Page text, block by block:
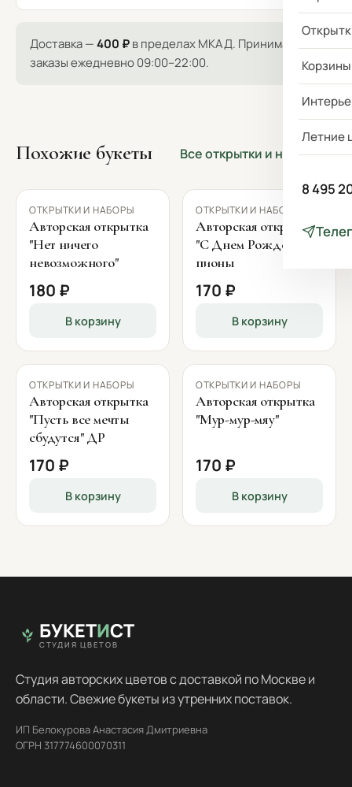
Летние
8 495
Доставка —400 ₽в пределах МКАД. Принимаем
заказы ежедневно 09:00–22:00.
Похожие букеты Все открытки и наборы →
ОТКРЫТКИ И НАБОРЫ
Авторская открытка
"Нет ничего
невозможного"
180 ₽
В корзину
ОТКРЫТКИ И НАБОРЫ
Авторская открытка
"С Днем Рождения" -
пионы
170 ₽
В корзину
ОТКРЫТКИ И НАБОРЫ
Авторская открытка
"Пусть все мечты
сбудутся" ДР
170 ₽
В корзину
ОТКРЫТКИ И НАБОРЫ
Авторская открытка
"Мур-мур-мяу"
170 ₽
В корзину
БУКЕТИСТ
СТУДИЯ ЦВЕТОВ
Студия авторских цветов с доставкой по Москве и
области. Свежие букеты из утренних поставок.
ИП Белокурова Анастасия Дмитриевна
ОГРН 317774600070311